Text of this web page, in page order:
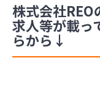
株式会社REO
求人等が載っ
らから↓